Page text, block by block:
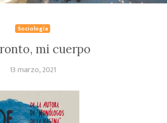
Sociología
mi cuerpo
13 marzo, 2021